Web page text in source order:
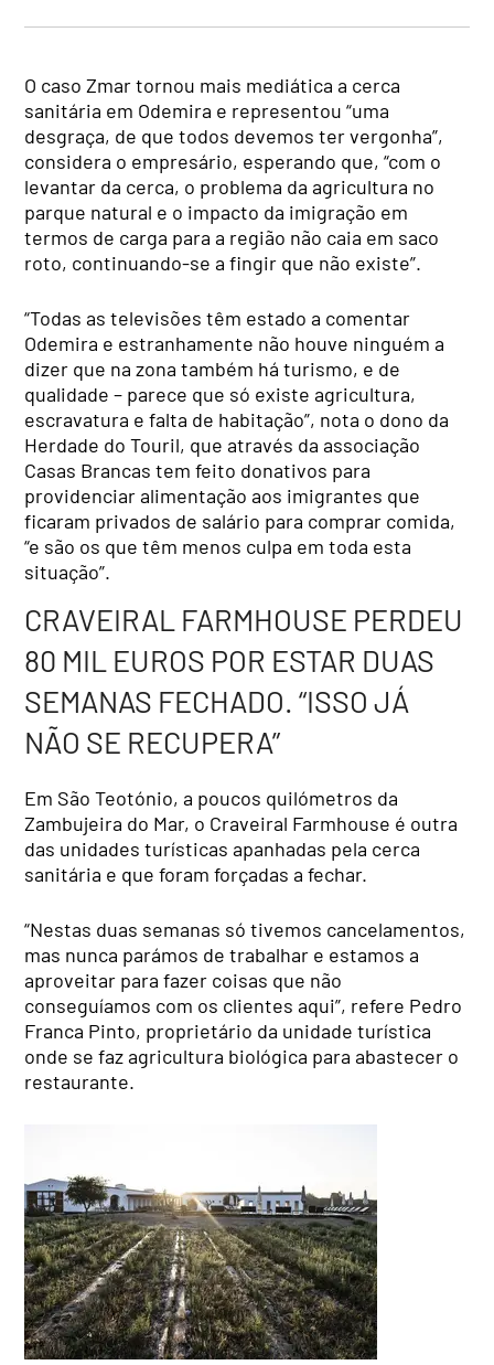
O caso Zmar tornou mais mediática a cerca
sanitária em Odemira e representou “uma
desgraça, de que todos devemos ter vergonha”,
considera o empresário, esperando que, “com o
levantar da cerca, o problema da agricultura no
parque natural e o impacto da imigração em
termos de carga para a região não caia em saco
roto, continuando-se a fingir que não existe”.
“Todas as televisões têm estado a comentar
Odemira e estranhamente não houve ninguém a
dizer que na zona também há turismo, e de
qualidade – parece que só existe agricultura,
escravatura e falta de habitação”, nota o dono da
Herdade do Touril, que através da associação
Casas Brancas tem feito donativos para
providenciar alimentação aos imigrantes que
ficaram privados de salário para comprar comida,
“e são os que têm menos culpa em toda esta
situação”.
CRAVEIRAL FARMHOUSE PERDEU
80 MIL EUROS POR ESTAR DUAS
SEMANAS FECHADO. “ISSO JÁ
NÃO SE RECUPERA”
Em São Teotónio, a poucos quilómetros da
Zambujeira do Mar, o Craveiral Farmhouse é outra
das unidades turísticas apanhadas pela cerca
sanitária e que foram forçadas a fechar.
“Nestas duas semanas só tivemos cancelamentos,
mas nunca parámos de trabalhar e estamos a
aproveitar para fazer coisas que não
conseguíamos com os clientes aqui”, refere Pedro
Franca Pinto, proprietário da unidade turística
onde se faz agricultura biológica para abastecer o
restaurante.